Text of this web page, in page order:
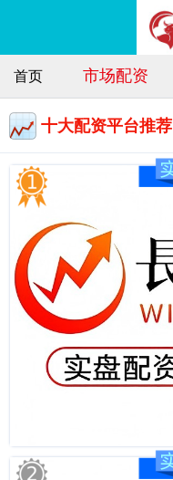
首页 市场配资
十大配资平台推荐